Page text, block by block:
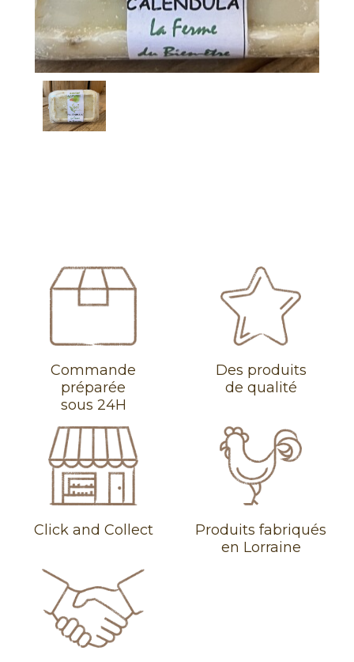
Commande
préparée
sous 24H
Des produits
de qualité
Click and Collect
Produits fabriqués
en Lorraine